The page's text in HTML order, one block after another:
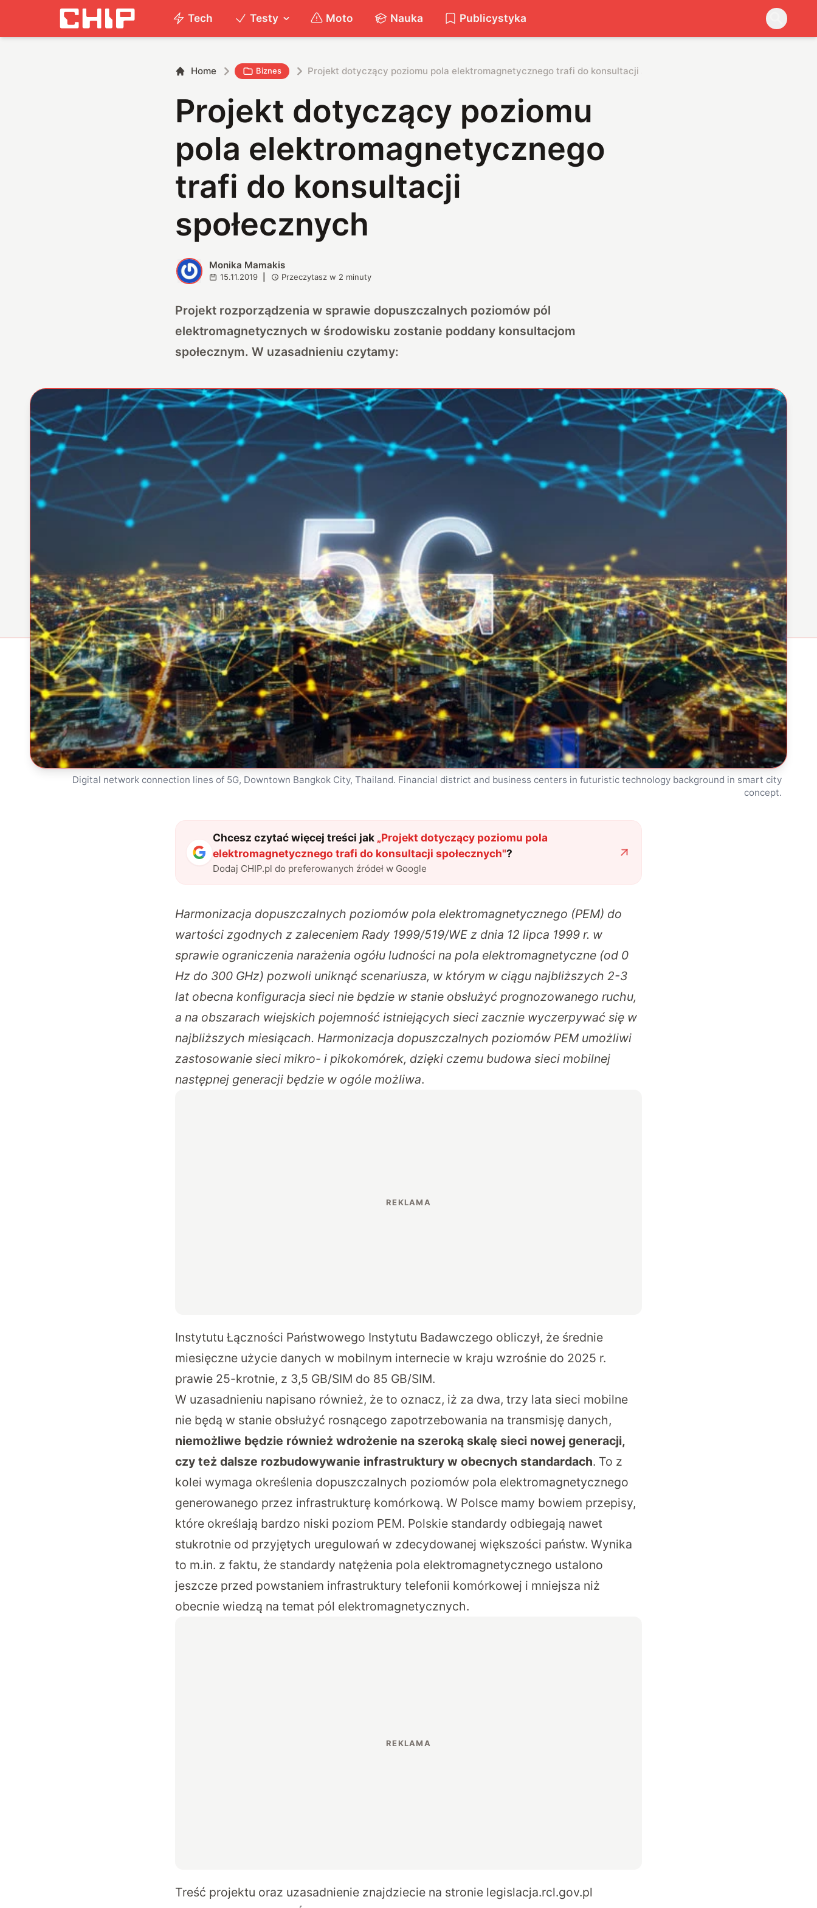
Tech Testy Moto Nauka Publicystyka
Home Biznes Projekt dotyczący poziomu pola elektromagnetycznego trafi do konsultacji społecznych
Projekt dotyczący poziomu
pola elektromagnetycznego
trafi do konsultacji
społecznych
M Monika Mamakis
15.11.2019 Przeczytasz w 2 minuty
Projekt rozporządzenia w sprawie dopuszczalnych poziomów pól
elektromagnetycznych w środowisku zostanie poddany konsultacjom
społecznym. W uzasadnieniu czytamy:
Digital network connection lines of 5G, Downtown Bangkok City, Thailand. Financial district and business centers in futuristic technology background in smart city
concept.
Chcesz czytać więcej treści jak „Projekt dotyczący poziomu pola
elektromagnetycznego trafi do konsultacji społecznych"?
Dodaj CHIP.pl do preferowanych źródeł w Google
Harmonizacja dopuszczalnych poziomów pola elektromagnetycznego (PEM) do
wartości zgodnych z zaleceniem Rady 1999/519/WE z dnia 12 lipca 1999 r. w
sprawie ograniczenia narażenia ogółu ludności na pola elektromagnetyczne (od 0
Hz do 300 GHz) pozwoli uniknąć scenariusza, w którym w ciągu najbliższych 2-3
lat obecna konfiguracja sieci nie będzie w stanie obsłużyć prognozowanego ruchu,
a na obszarach wiejskich pojemność istniejących sieci zacznie wyczerpywać się w
najbliższych miesiącach. Harmonizacja dopuszczalnych poziomów PEM umożliwi
zastosowanie sieci mikro- i pikokomórek, dzięki czemu budowa sieci mobilnej
następnej generacji będzie w ogóle możliwa.
Instytutu Łączności Państwowego Instytutu Badawczego obliczył, że średnie
miesięczne użycie danych w mobilnym internecie w kraju wzrośnie do 2025 r.
prawie 25-krotnie, z 3,5 GB/SIM do 85 GB/SIM.
W uzasadnieniu napisano również, że to oznacz, iż za dwa, trzy lata sieci mobilne
nie będą w stanie obsłużyć rosnącego zapotrzebowania na transmisję danych,
niemożliwe będzie również wdrożenie na szeroką skalę sieci nowej generacji,
czy też dalsze rozbudowywanie infrastruktury w obecnych standardach. To z
kolei wymaga określenia dopuszczalnych poziomów pola elektromagnetycznego
generowanego przez infrastrukturę komórkową. W Polsce mamy bowiem przepisy,
które określają bardzo niski poziom PEM. Polskie standardy odbiegają nawet
stukrotnie od przyjętych uregulowań w zdecydowanej większości państw. Wynika
to m.in. z faktu, że standardy natężenia pola elektromagnetycznego ustalono
jeszcze przed powstaniem infrastruktury telefonii komórkowej i mniejsza niż
obecnie wiedzą na temat pól elektromagnetycznych.
Treść projektu oraz uzasadnienie znajdziecie na stronie legislacja.rcl.gov.pl